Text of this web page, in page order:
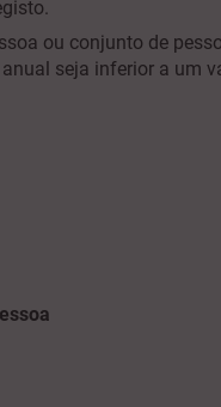
ou conjunto de
seja inferior a um